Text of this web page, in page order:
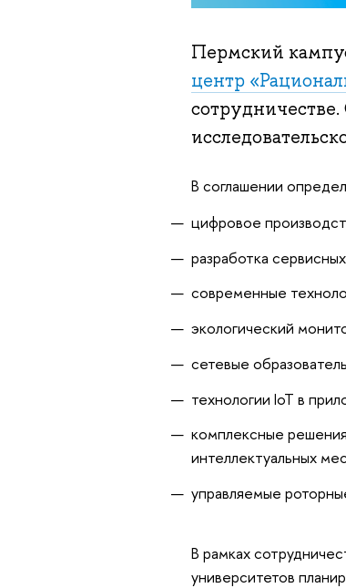
Пермский
центр
В соглашении
цифровое
разработка
современные
экологический
сетевые
технологии IoT в
комплексные
интеллектуальных
управляемые
В рамках
университетов